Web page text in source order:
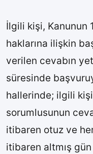
İlgili kişi, Kanunun
haklarına ilişkin
verilen cevabın
süresinde
hallerinde; ilgili
sorumlusunun
itibaren otuz ve
itibaren altmış